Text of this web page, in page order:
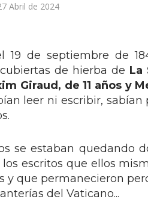
Abril de 2024
de septiembre de
de hierba de La
Giraud, de 11 años y
leer ni escribir, sabían
se estaban quedando
escritos que ellos
y que permanecieron
del Vaticano...